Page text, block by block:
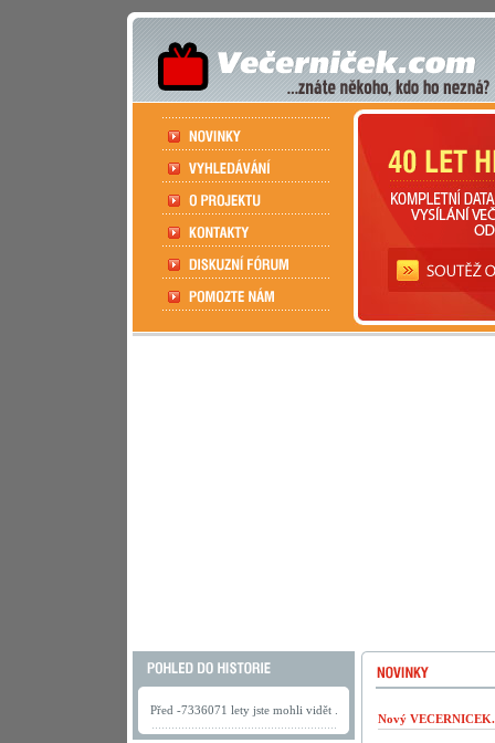
Před -7336071 lety jste mohli vidět .
Nový